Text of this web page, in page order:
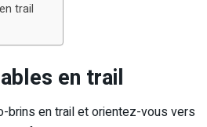
trail
en trail
brins en trail et orientez-vous vers